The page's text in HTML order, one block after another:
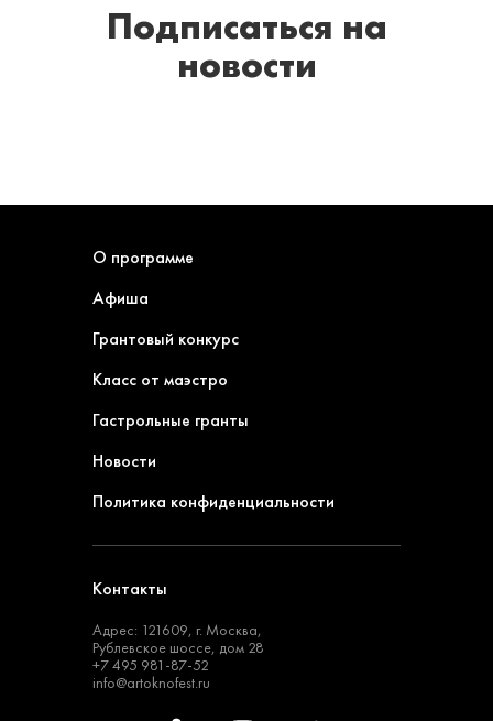
Подписаться на
новости
О программе
Афиша
Грантовый конкурс
Класс от маэстро
Гастрольные гранты
Новости
Политика конфиденциальности
Контакты
Адрес: 121609, г. Москва,
Рублевское шоссе, дом 28
+7 495 981-87-52
info@artoknofest.ru